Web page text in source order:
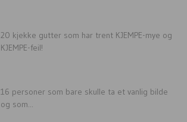
20 kjekke gutter som har trent KJEMPE-mye og
KJEMPE-feil!
16 personer som bare skulle ta et vanlig bilde
og som...